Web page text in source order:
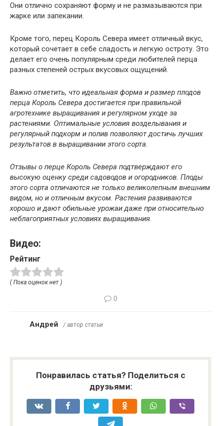
Они отлично сохраняют форму и не размазываются при
жарке или запекании.
Кроме того, перец Король Севера имеет отличный вкус,
который сочетает в себе сладость и легкую остроту. Это
делает его очень популярным среди любителей перца
разных степеней острых вкусовых ощущений.
Важно отметить, что идеальная форма и размер плодов
перца Король Севера достигается при правильной
агротехнике выращивания и регулярном уходе за
растениями. Оптимальные условия возделывания и
регулярный подкорм и полив позволяют достичь лучших
результатов в выращивании этого сорта.
Отзывы о перце Король Севера подтверждают его
высокую оценку среди садоводов и огородников. Плоды
этого сорта отличаются не только великолепным внешним
видом, но и отличным вкусом. Растения развиваются
хорошо и дают обильные урожаи даже при относительно
неблагоприятных условиях выращивания.
Видео:
Рейтинг
( Пока оценок нет )
0
Андрей / автор статьи
Понравилась статья? Поделиться с
друзьями: